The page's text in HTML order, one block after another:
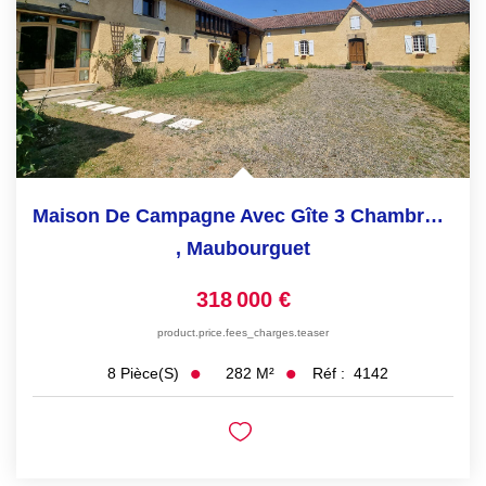
Maison De Campagne Avec Gîte 3 Chambres Proche Marciac
, Maubourguet
318 000 €
product.price.fees_charges.teaser
8 Pièce(s) 282 M² Réf : 4142